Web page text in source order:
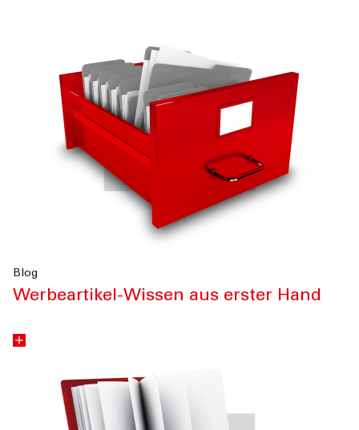
Blog
Werbeartikel-Wissen aus erster Hand